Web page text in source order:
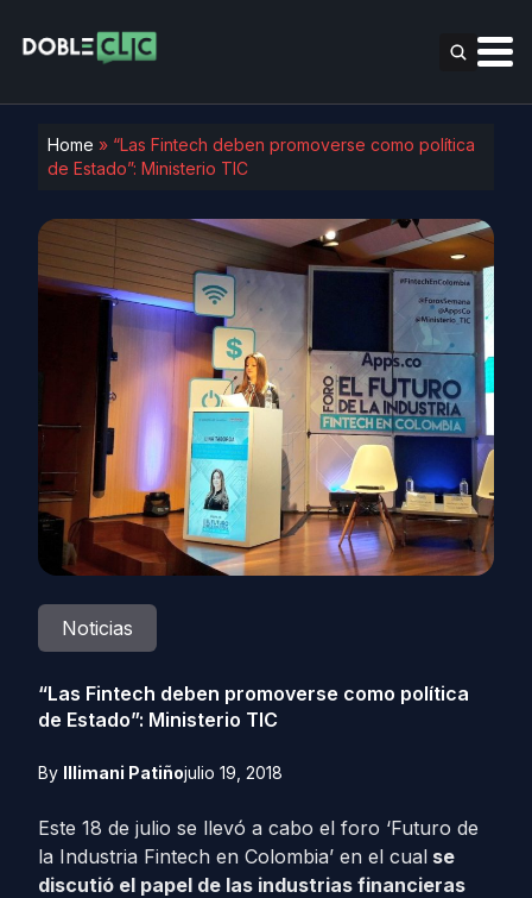
Home » “Las Fintech deben promoverse como política
de Estado”: Ministerio TIC
Noticias
“Las Fintech deben promoverse como política
de Estado”: Ministerio TIC
By Illimani Patiñojulio 19, 2018
Este 18 de julio se llevó a cabo el foro ‘Futuro de
la Industria Fintech en Colombia’ en el cual se
discutió el papel de las industrias financieras